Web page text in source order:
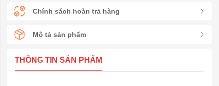
Chính sách hoàn trả hàng
Mô tả sản phẩm
THÔNG TIN SẢN PHẨM